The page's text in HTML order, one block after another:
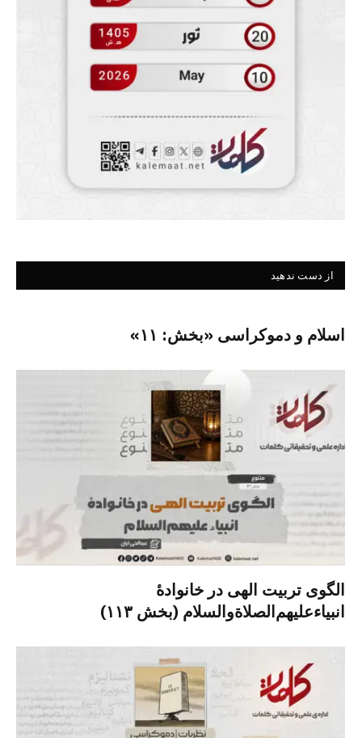
از دست ندهید
اسلام و دموکراسی «بخش: ۱۱»
الگوی تربیت الهی در خانوادۀ
انبیاءعلیهم‌الصلاةو‌السلام (بخش ۱۱۳)